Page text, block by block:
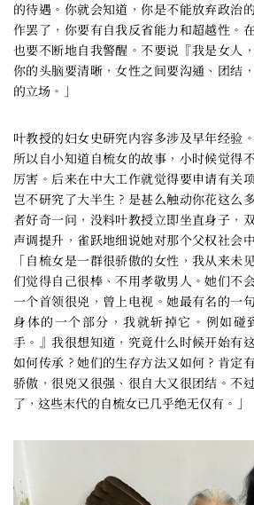
的待遇。你就会知道，你是不能放弃政治
作罢了，你要有自我反省能力和超越性。
也要不断地自我警醒。不要说『我是女人
你的头脑要清晰，女性之间要沟通、团结
的立场。」
叶教授的妇女史研究内容多涉及早年经验
所以自小知道自梳女的故事，小时候觉得
厉害。后来在中大工作就觉得要申请有关
岂不研究了大半生？是甚么触动你花这么
者好奇一问，没料叶教授立即坐直身子，
声调提升，雀跃地细说她对那个父权社会
「自梳女是一群很骄傲的女性，我从来未
们觉得自己很棒、不用孝敬男人。她们不
一个首领很兇，曾上电视。她最有名的一
身体的一个部分，我就斩掉它。例如碰
手。』我很想知道，究竟什么时候开始有
如何传承？她们的生存方法又如何？肯定
骄傲，很兇又很强、很自大又很团结。不
了，这些末代的自梳女已几乎绝无仅有。」